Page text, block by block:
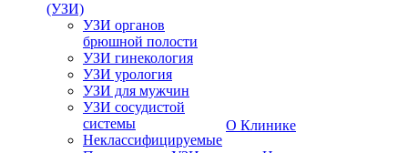
(УЗИ)
УЗИ органов
брюшной полости
УЗИ гинекология
УЗИ урология
УЗИ для мужчин
УЗИ сосудистой
системы
Неклассифицируемые
О Клинике